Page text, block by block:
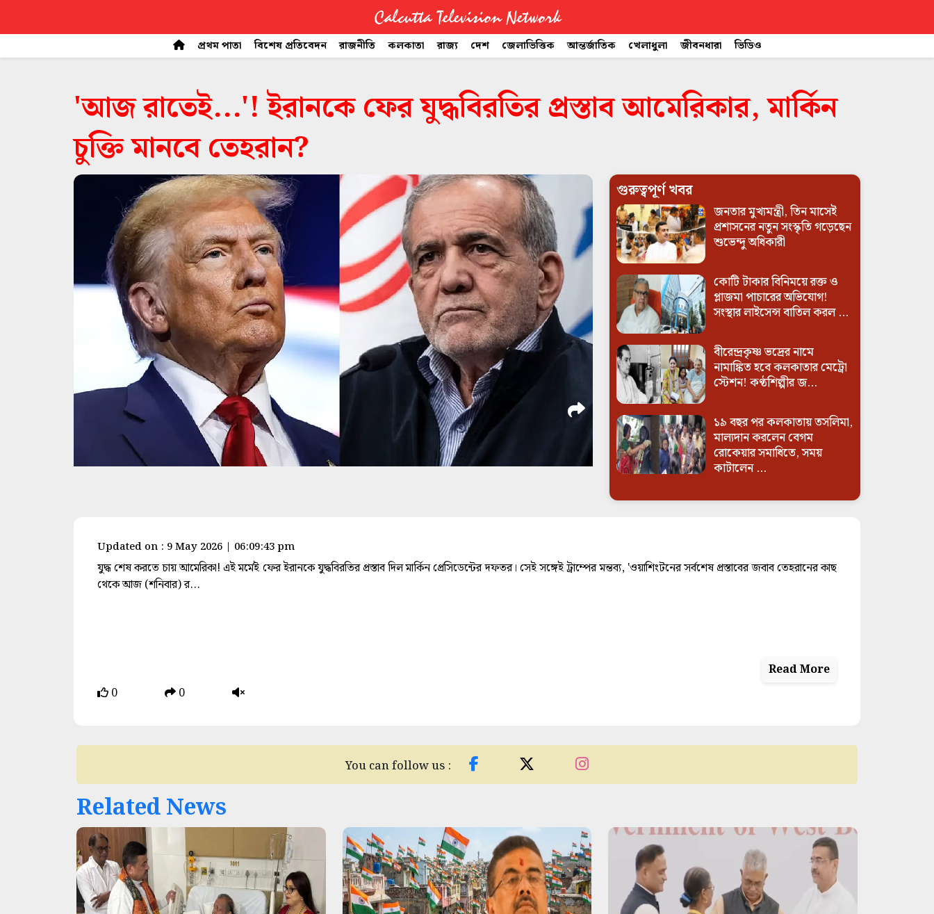
Calcutta Television Network
প্রথম পাতা বিশেষ প্রতিবেদন রাজনীতি কলকাতা রাজ্য দেশ জেলাভিত্তিক আন্তর্জাতিক খেলাধুলা জীবনধারা ভিডিও
'আজ রাতেই...'! ইরানকে ফের যুদ্ধবিরতির প্রস্তাব আমেরিকার, মার্কিন
চুক্তি মানবে তেহরান?
গুরুত্বপূর্ণ খবর
জনতার মুখ্যমন্ত্রী, তিন মাসেই
প্রশাসনের নতুন সংস্কৃতি গড়েছেন
শুভেন্দু অধিকারী
কোটি টাকার বিনিময়ে রক্ত ও
প্লাজমা পাচারের অভিযোগ!
সংস্থার লাইসেন্স বাতিল করল ...
বীরেন্দ্রকৃষ্ণ ভদ্রের নামে
নামাঙ্কিত হবে কলকাতার মেট্রো
স্টেশন! কণ্ঠশিল্পীর জ...
১৯ বছর পর কলকাতায় তসলিমা,
মাল্যদান করলেন বেগম
রোকেয়ার সমাধিতে, সময়
কাটালেন ...
Updated on : 9 May 2026 | 06:09:43 pm
যুদ্ধ শেষ করতে চায় আমেরিকা! এই মর্মেই ফের ইরানকে যুদ্ধবিরতির প্রস্তাব দিল মার্কিন প্রেসিডেন্টের দফতর। সেই সঙ্গেই ট্রাম্পের মন্তব্য, 'ওয়াশিংটনের সর্বশেষ প্রস্তাবের জবাব তেহরানের কাছ
থেকে আজ (শনিবার) র...
Read More
0
0
You can follow us :
Related News